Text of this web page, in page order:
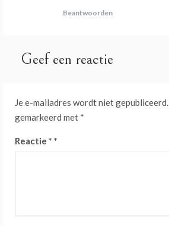
Beantwoorden
Geef een reactie
Je e-mailadres wordt niet gepubliceerd.
gemarkeerd met *
Reactie *